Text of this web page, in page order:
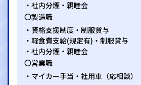
社内分煙・親睦会
〇製造職
資格支援制度・制服貸与
軽食費支給(規定有)・制服貸与
社内分煙・親睦会
〇営業職
マイカー手当・社用車（応相談）